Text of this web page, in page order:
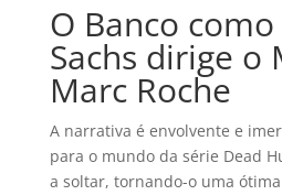
O Banco
Sachs dirige o
Marc Roche
A narrativa é envolvente e
para o mundo da série Dead
a soltar, tornando-o uma